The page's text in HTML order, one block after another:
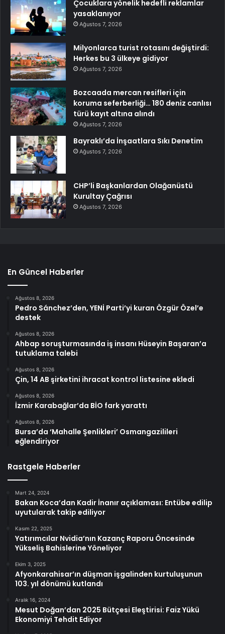
Çocuklara yönelik hedefli reklamlar
yasaklanıyor
Ağustos 7, 2026
Milyonlarca turist rotasını değiştirdi:
Herkes bu 3 ülkeye gidiyor
Ağustos 7, 2026
Bozcaada mercan resifleri için
koruma seferberliği… 180 deniz canlısı
türü kayıt altına alındı
Ağustos 7, 2026
Bayraklı’da İnşaatlara Sıkı Denetim
Ağustos 7, 2026
CHP’li Başkanlardan Olağanüstü
Kurultay Çağrısı
Ağustos 7, 2026
En Güncel Haberler
Ağustos 8, 2026
Pedro Sánchez’den, YENİ Parti’yi kuran Özgür Özel’e
destek
Ağustos 8, 2026
Ahbap soruşturmasında iş insanı Hüseyin Başaran’a
tutuklama talebi
Ağustos 8, 2026
Çin, 14 AB şirketini ihracat kontrol listesine ekledi
Ağustos 8, 2026
İzmir Karabağlar’da BİO fark yarattı
Ağustos 8, 2026
Bursa’da ‘Mahalle Şenlikleri’ Osmangazilileri
eğlendiriyor
Rastgele Haberler
Mart 24, 2024
Bakan Koca’dan Kadir İnanır açıklaması: Entübe edilip
uyutularak takip ediliyor
Kasım 22, 2025
Yatırımcılar Nvidia’nın Kazanç Raporu Öncesinde
Yükseliş Bahislerine Yöneliyor
Ekim 3, 2025
Afyonkarahisar’ın düşman işgalinden kurtuluşunun
103. yıl dönümü kutlandı
Aralık 16, 2024
Mesut Doğan’dan 2025 Bütçesi Eleştirisi: Faiz Yükü
Ekonomiyi Tehdit Ediyor